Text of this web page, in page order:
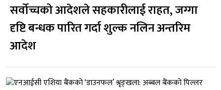
सर्वोच्चको आदेशले सहकारीलाई राहत, जग्गा
दृष्टि बन्धक पारित गर्दा शुल्क नलिन अन्तरिम
आदेश